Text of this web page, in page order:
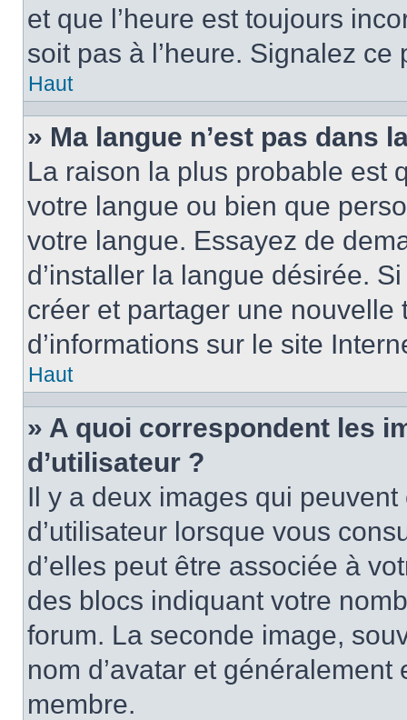
et que l’heure est toujours
soit pas à l’heure. Signalez
Haut
» Ma langue n’est pas dans
La raison la plus probable est
votre langue ou bien que
votre langue. Essayez de
d’installer la langue désirée.
créer et partager une
d’informations sur le site
Haut
» A quoi correspondent les
d’utilisateur ?
Il y a deux images qui
d’utilisateur lorsque vous
d’elles peut être associée à
des blocs indiquant votre
forum. La seconde image,
nom d’avatar et
membre.